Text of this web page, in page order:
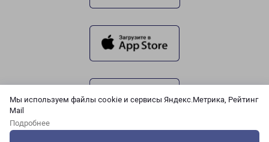
Мы используем файлы cookie и сервисы Яндекс.Метрика, Рейтинг
Mail
Подробнее